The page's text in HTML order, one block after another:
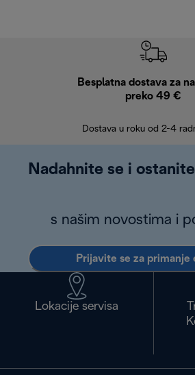
Besplatna dostava za
preko 49 €
Dostava u roku od 2-4
Nadahnite se i
s našim novostima i
Prijavite se za primanje
Lokacije servisa